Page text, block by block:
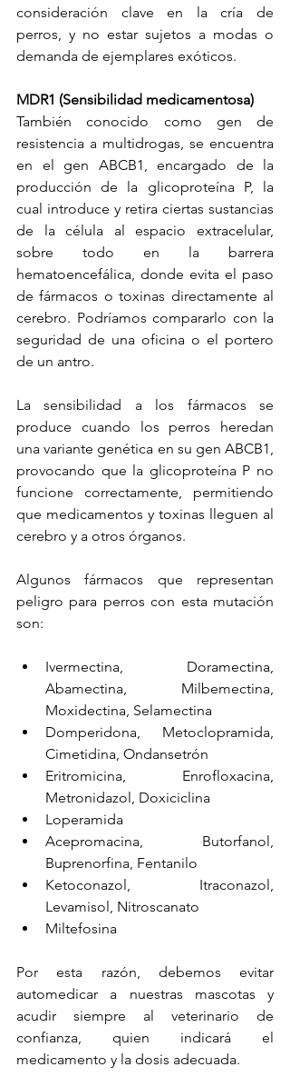
consideración clave en la cría de
perros, y no estar sujetos a modas o
demanda de ejemplares exóticos.
MDR1 (Sensibilidad medicamentosa)
También conocido como gen de
resistencia a multidrogas, se encuentra
en el gen ABCB1, encargado de la
producción de la glicoproteína P, la
cual introduce y retira ciertas sustancias
de la célula al espacio extracelular,
sobre todo en la barrera
hematoencefálica, donde evita el paso
de fármacos o toxinas directamente al
cerebro. Podríamos compararlo con la
seguridad de una oficina o el portero
de un antro.
La sensibilidad a los fármacos se
produce cuando los perros heredan
una variante genética en su gen ABCB1,
provocando que la glicoproteína P no
funcione correctamente, permitiendo
que medicamentos y toxinas lleguen al
cerebro y a otros órganos.
Algunos fármacos que representan
peligro para perros con esta mutación
son:
Ivermectina, Doramectina,
Abamectina, Milbemectina,
Moxidectina, Selamectina
Domperidona, Metoclopramida,
Cimetidina, Ondansetrón
Eritromicina, Enrofloxacina,
Metronidazol, Doxiciclina
Loperamida
Acepromacina, Butorfanol,
Buprenorfina, Fentanilo
Ketoconazol, Itraconazol,
Levamisol, Nitroscanato
Miltefosina
Por esta razón, debemos evitar
automedicar a nuestras mascotas y
acudir siempre al veterinario de
confianza, quien indicará el
medicamento y la dosis adecuada.